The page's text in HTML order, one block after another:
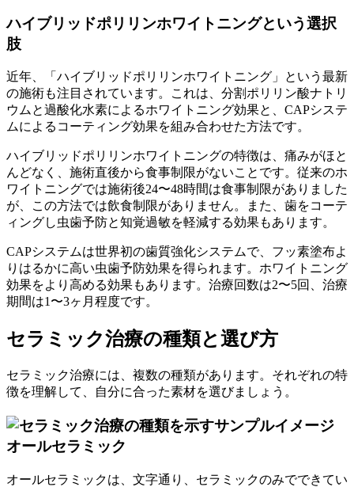
ハイブリッドポリリンホワイトニングという選択
肢
近年、「ハイブリッドポリリンホワイトニング」という最新
の施術も注目されています。これは、分割ポリリン酸ナトリ
ウムと過酸化水素によるホワイトニング効果と、CAPシステ
ムによるコーティング効果を組み合わせた方法です。
ハイブリッドポリリンホワイトニングの特徴は、痛みがほと
んどなく、施術直後から食事制限がないことです。従来のホ
ワイトニングでは施術後24〜48時間は食事制限がありました
が、この方法では飲食制限がありません。また、歯をコーテ
ィングし虫歯予防と知覚過敏を軽減する効果もあります。
CAPシステムは世界初の歯質強化システムで、フッ素塗布よ
りはるかに高い虫歯予防効果を得られます。ホワイトニング
効果をより高める効果もあります。治療回数は2〜5回、治療
期間は1〜3ヶ月程度です。
セラミック治療の種類と選び方
セラミック治療には、複数の種類があります。それぞれの特
徴を理解して、自分に合った素材を選びましょう。
オールセラミック
オールセラミックは、文字通り、セラミックのみでできてい